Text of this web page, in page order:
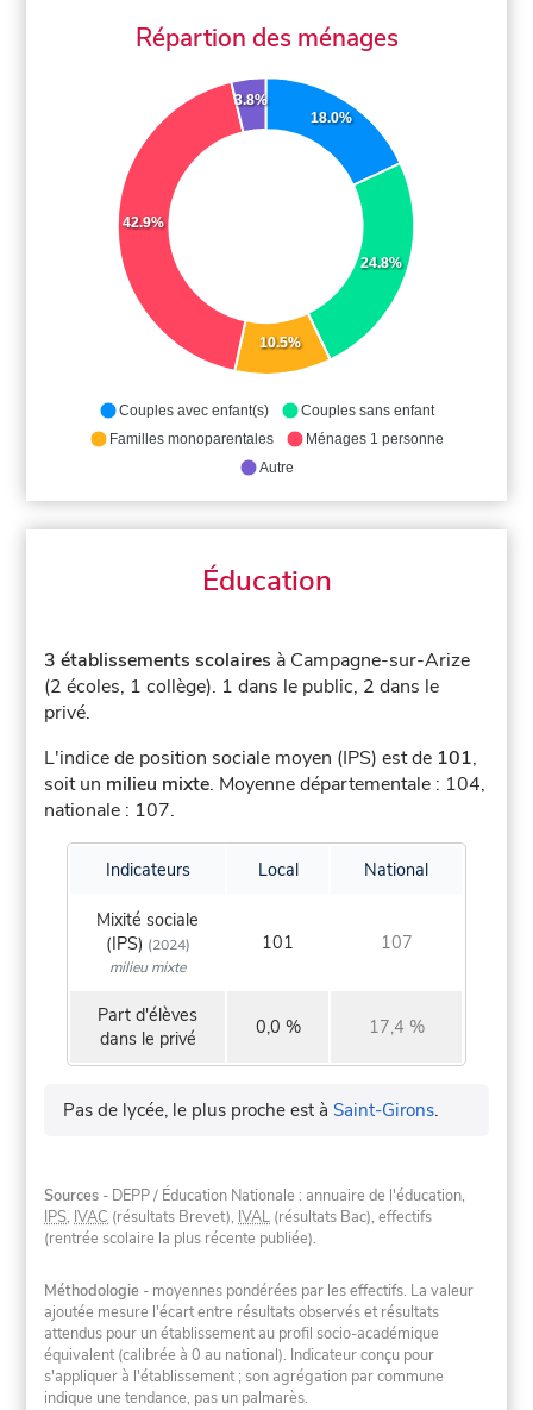
Répartion des ménages
18.0%
24.8%
10.5%
42.9%
3.8%
Couples avec enfant(s)
Couples sans enfant
Familles monoparentales
Ménages 1 personne
Autre
Éducation
3 établissements scolaires à Campagne-sur-Arize
(2 écoles, 1 collège). 1 dans le public, 2 dans le
privé.
L'indice de position sociale moyen (IPS) est de 101,
soit un milieu mixte. Moyenne départementale : 104,
nationale : 107.
Indicateurs Local National
Mixité sociale
(IPS) (2024)
milieu mixte
101 107
Part d'élèves
dans le privé
0,0 % 17,4 %
Pas de lycée, le plus proche est àSaint-Girons.
Sources - DEPP / Éducation Nationale : annuaire de l'éducation,
IPS, IVAC (résultats Brevet), IVAL (résultats Bac), effectifs
(rentrée scolaire la plus récente publiée).
Méthodologie - moyennes pondérées par les effectifs. La valeur
ajoutée mesure l'écart entre résultats observés et résultats
attendus pour un établissement au profil socio-académique
équivalent (calibrée à 0 au national). Indicateur conçu pour
s'appliquer à l'établissement ; son agrégation par commune
indique une tendance, pas un palmarès.